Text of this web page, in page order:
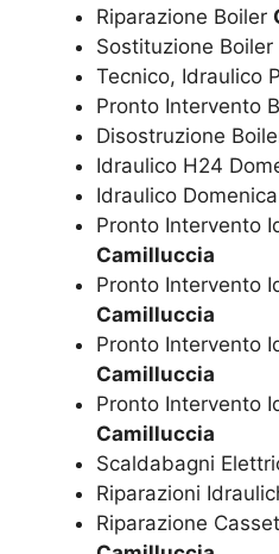
Riparazione Boiler
Sostituzione Boiler
Tecnico, Idraulico
Pronto Intervento
Disostruzione
Idraulico H24
Idraulico
Pronto Intervento
Camilluccia
Pronto Intervento
Camilluccia
Pronto Intervento
Camilluccia
Pronto Intervento
Camilluccia
Scaldabagni
Riparazioni
Riparazione